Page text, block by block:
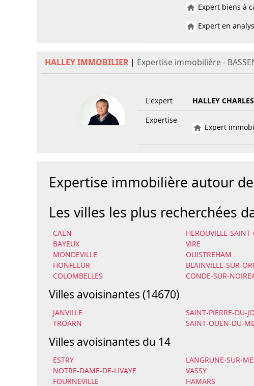
Expert biens à
Expert en
HALLEY IMMOBILIER | Expertise immobilière -
L'expert
HALLEY CHARLES
Expertise
Expert
Expertise immobilière autour de
Les villes les plus recherchées
CAEN HEROUVILLE-
BAYEUX
VIRE
MONDEVILLE
OUISTREHAM
HONFLEUR
BLAINVILLE-SUR-
COLOMBELLES
CONDE-SUR-
Villes avoisinantes (14670)
JANVILLE SAINT-PIERRE-DU-
TROARN
SAINT-OUEN-DU-
Villes avoisinantes du 14
ESTRY LANGRUNE-SUR-
NOTRE-DAME-DE-LIVAYE
VASSY
FOURNEVILLE
HAMARS